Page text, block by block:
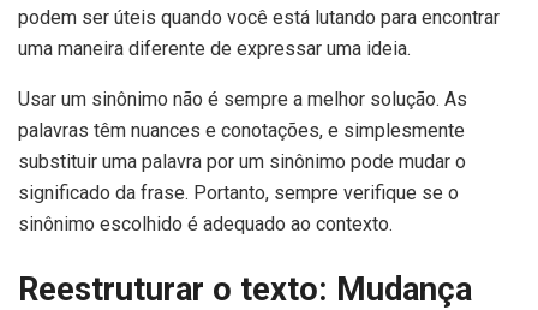
podem ser úteis quando você está lutando para encontrar
uma maneira diferente de expressar uma ideia.
Usar um sinônimo não é sempre a melhor solução. As
palavras têm nuances e conotações, e simplesmente
substituir uma palavra por um sinônimo pode mudar o
significado da frase. Portanto, sempre verifique se o
sinônimo escolhido é adequado ao contexto.
Reestruturar o texto: Mudança